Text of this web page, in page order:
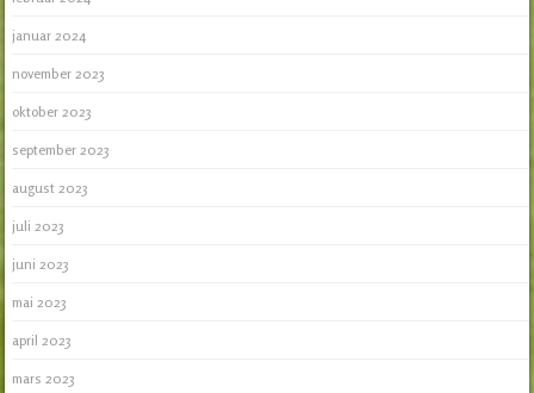
januar 2024
november 2023
oktober 2023
september 2023
august 2023
juli 2023
juni 2023
mai 2023
april 2023
mars 2023